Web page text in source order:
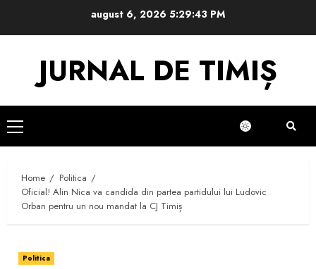
august 6, 2026 5:29:44 PM
JURNAL DE TIMIȘ
Primary
Menu
Home
Politica
Oficial! Alin Nica va candida din partea partidului lui Ludovic
Orban pentru un nou mandat la CJ Timiș
Politica